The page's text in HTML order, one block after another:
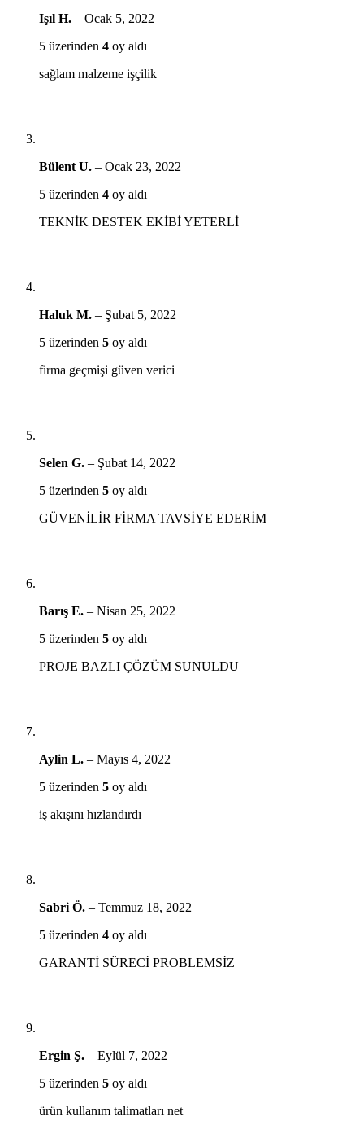
Işıl H. – Ocak 5, 2022
5 üzerinden 4 oy aldı
sağlam malzeme işçilik
Bülent U. – Ocak 23, 2022
5 üzerinden 4 oy aldı
TEKNİK DESTEK EKİBİ YETERLİ
Haluk M. – Şubat 5, 2022
5 üzerinden 5 oy aldı
firma geçmişi güven verici
Selen G. – Şubat 14, 2022
5 üzerinden 5 oy aldı
GÜVENİLİR FİRMA TAVSİYE EDERİM
Barış E. – Nisan 25, 2022
5 üzerinden 5 oy aldı
PROJE BAZLI ÇÖZÜM SUNULDU
Aylin L. – Mayıs 4, 2022
5 üzerinden 5 oy aldı
iş akışını hızlandırdı
Sabri Ö. – Temmuz 18, 2022
5 üzerinden 4 oy aldı
GARANTİ SÜRECİ PROBLEMSİZ
Ergin Ş. – Eylül 7, 2022
5 üzerinden 5 oy aldı
ürün kullanım talimatları net